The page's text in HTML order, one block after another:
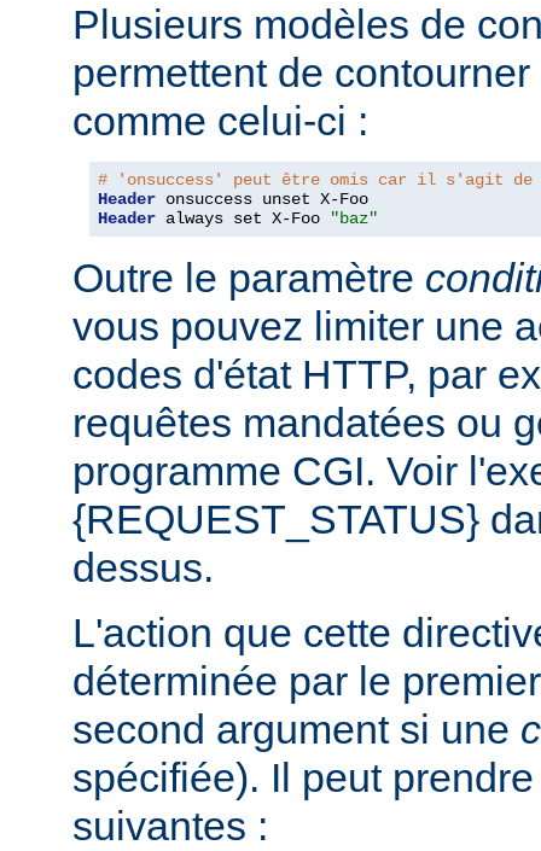
Plusieurs modèles de
permettent de
comme celui-ci :
# 'onsuccess' peut être omis car il s'agit de
Header
Header always set X-Foo "baz"
Outre le paramètre
vous pouvez limiter une
codes d'état HTTP, par
requêtes mandatées ou
programme CGI. Voir
{REQUEST_STATUS}
dessus.
L'action que cette
déterminée par le
second argument si une
spécifiée). Il peut
suivantes :